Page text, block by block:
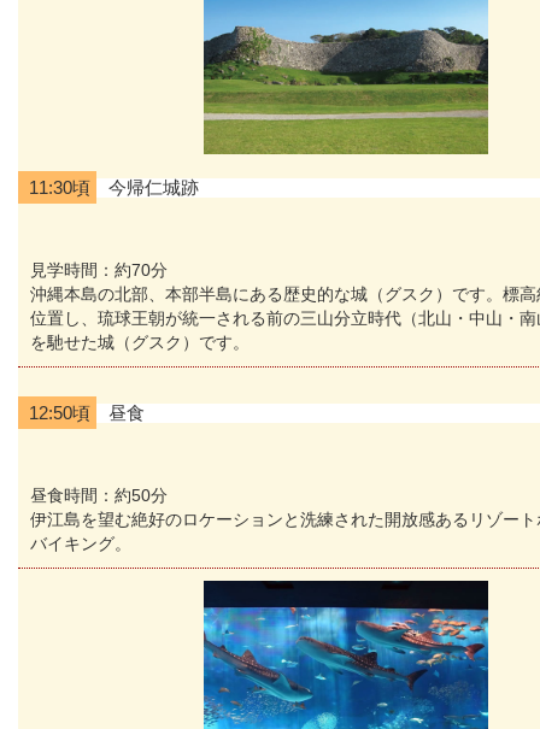
11:30頃 今帰仁城跡
見学時間：約70分
沖縄本島の北部、本部半島にある歴史的な城（グスク）です。標
位置し、琉球王朝が統一される前の三山分立時代（北山・中山・
を馳せた城（グスク）です。
12:50頃 昼食
昼食時間：約50分
伊江島を望む絶好のロケーションと洗練された開放感あるリゾー
バイキング。